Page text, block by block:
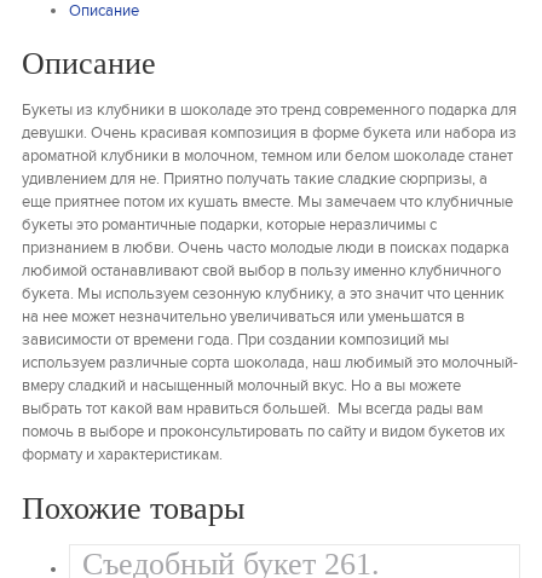
Описание
Описание
Букеты из клубники в шоколаде это тренд современного подарка для
девушки. Очень красивая композиция в форме букета или набора из
ароматной клубники в молочном, темном или белом шоколаде станет
удивлением для не. Приятно получать такие сладкие сюрпризы, а
еще приятнее потом их кушать вместе. Мы замечаем что клубничные
букеты это романтичные подарки, которые неразличимы с
признанием в любви. Очень часто молодые люди в поисках подарка
любимой останавливают свой выбор в пользу именно клубничного
букета. Мы используем сезонную клубнику, а это значит что ценник
на нее может незначительно увеличиваться или уменьшатся в
зависимости от времени года. При создании композиций мы
используем различные сорта шоколада, наш любимый это молочный-
вмеру сладкий и насыщенный молочный вкус. Но а вы можете
выбрать тот какой вам нравиться большей. Мы всегда рады вам
помочь в выборе и проконсультировать по сайту и видом букетов их
формату и характеристикам.
Похожие товары
Съедобный букет 261.